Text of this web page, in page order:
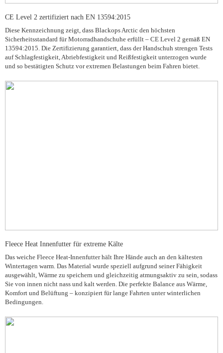
CE Level 2 zertifiziert nach EN 13594:2015
Diese Kennzeichnung zeigt, dass Blackops Arctic den höchsten
Sicherheitsstandard für Motorradhandschuhe erfüllt – CE Level 2 gemäß EN
13594:2015. Die Zertifizierung garantiert, dass der Handschuh strengen Tests
auf Schlagfestigkeit, Abriebfestigkeit und Reißfestigkeit unterzogen wurde
und so bestätigten Schutz vor extremen Belastungen beim Fahren bietet.
Fleece Heat Innenfutter für extreme Kälte
Das weiche Fleece Heat-Innenfutter hält Ihre Hände auch an den kältesten
Wintertagen warm. Das Material wurde speziell aufgrund seiner Fähigkeit
ausgewählt, Wärme zu speichern und gleichzeitig atmungsaktiv zu sein, sodass
Sie von innen nicht nass und kalt werden. Die perfekte Balance aus Wärme,
Komfort und Belüftung – konzipiert für lange Fahrten unter winterlichen
Bedingungen.